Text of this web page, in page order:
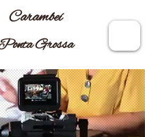
Carambeí
Grossa